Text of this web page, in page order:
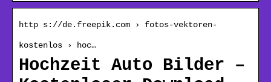
http s://de.freepik.com › fotos-vektoren-
kostenlos › hoc…
Hochzeit Auto Bilder –